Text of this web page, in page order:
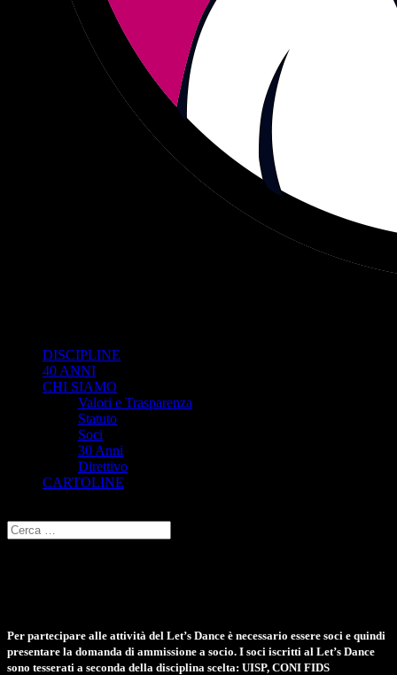
DISCIPLINE
40 ANNI
CHI SIAMO
Valori e Trasparenza
Statuto
Soci
30 Anni
Direttivo
CARTOLINE
Per partecipare alle attività del Let’s Dance è necessario essere soci e quindi
presentare la domanda di ammissione a socio. I soci iscritti al Let’s Dance
sono tesserati a seconda della disciplina scelta: UISP, CONI FIDS